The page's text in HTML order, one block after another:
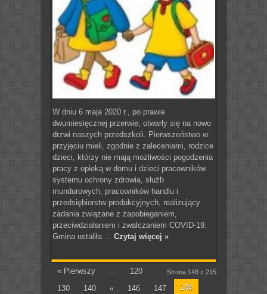
W dniu 6 maja 2020 r., po prawie
dwumiesięcznej przerwie, otwarły się na nowo
drzwi naszych przedszkoli. Pierwszeństwo w
przyjęciu mieli, zgodnie z zaleceniami, rodzice
dzieci, którzy nie mają możliwości pogodzenia
pracy z opieką w domu i dzieci pracowników
systemu ochrony zdrowia, służb
mundurowych, pracowników handlu i
przedsiębiorstw produkcyjnych, realizujący
zadania związane z zapobieganiem,
przeciwdziałaniem i zwalczaniem COVID-19.
Gmina ustaliła ... Czytaj więcej »
Strona 148 z 215
« Pierwszy ...
120
130
140 « 146 147 148